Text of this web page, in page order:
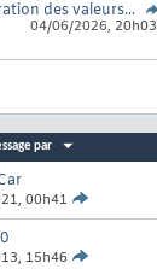
des valeurs...
04/06/2026, 20h03
par
00h41
15h46